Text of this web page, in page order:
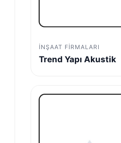
İNŞAAT FIRMALARI
Trend Yapı Akustik